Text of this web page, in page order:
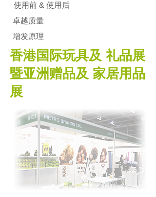
使用前 & 使用后
卓越质量
增发原理
香港国际玩具及 礼品展
暨亚洲赠品及 家居用品
展